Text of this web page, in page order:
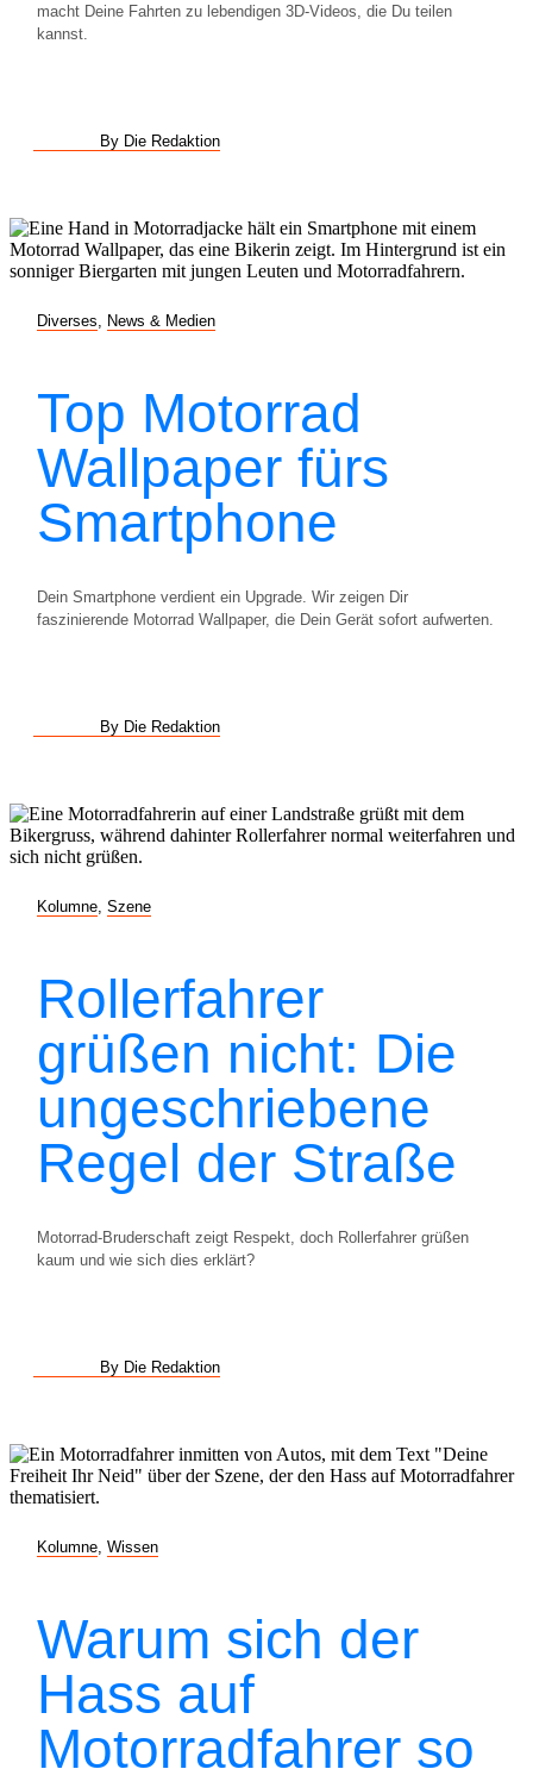
macht Deine Fahrten zu lebendigen 3D-Videos, die Du teilen
kannst.
By Die Redaktion
Diverses News & Medien
Top Motorrad
Wallpaper fürs
Smartphone
Dein Smartphone verdient ein Upgrade. Wir zeigen Dir
faszinierende Motorrad Wallpaper, die Dein Gerät sofort aufwerten.
By Die Redaktion
Kolumne Szene
Rollerfahrer
grüßen nicht: Die
ungeschriebene
Regel der Straße
Motorrad-Bruderschaft zeigt Respekt, doch Rollerfahrer grüßen
kaum und wie sich dies erklärt?
By Die Redaktion
Kolumne Wissen
Warum sich der
Hass auf
Motorradfahrer so